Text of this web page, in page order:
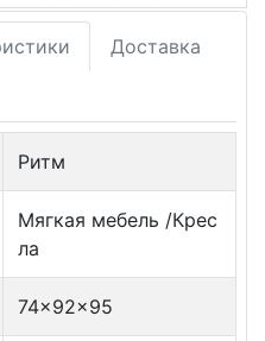
Доставка
Ритм
Мягкая мебель /Крес
ла
74x92x95